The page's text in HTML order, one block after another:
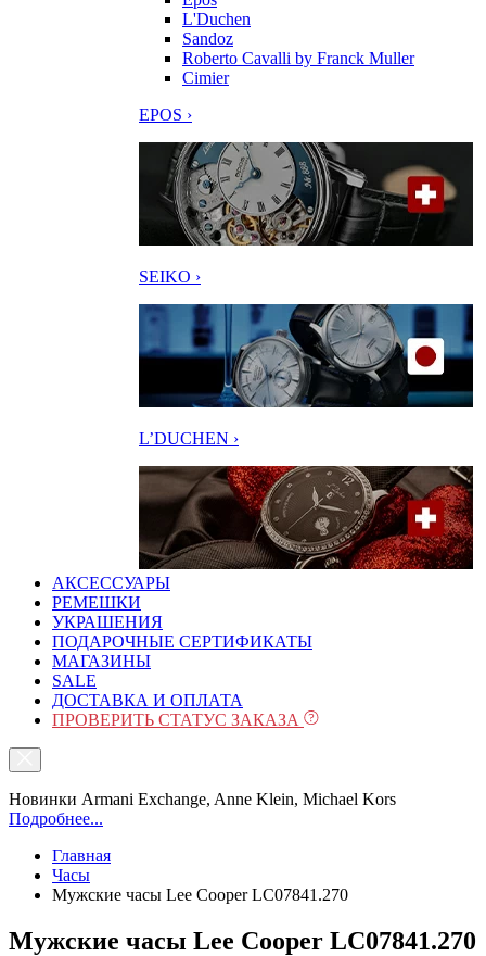
L'Duchen
Sandoz
Roberto Cavalli by Franck Muller
Cimier
EPOS ›
SEIKO ›
L’DUCHEN ›
АКСЕССУАРЫ
РЕМЕШКИ
УКРАШЕНИЯ
ПОДАРОЧНЫЕ СЕРТИФИКАТЫ
МАГАЗИНЫ
SALE
ДОСТАВКА И ОПЛАТА
ПРОВЕРИТЬ СТАТУС ЗАКАЗА
Новинки Armani Exchange, Anne Klein, Michael Kors
Подробнее...
Главная
Часы
Мужские часы Lee Cooper LC07841.270
Мужские часы Lee Cooper LC07841.270